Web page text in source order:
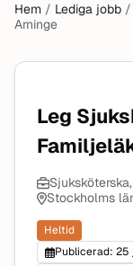
Hem / Lediga jobb /
Arninge
Leg
Stockholms
Heltid
Publicerad: 25